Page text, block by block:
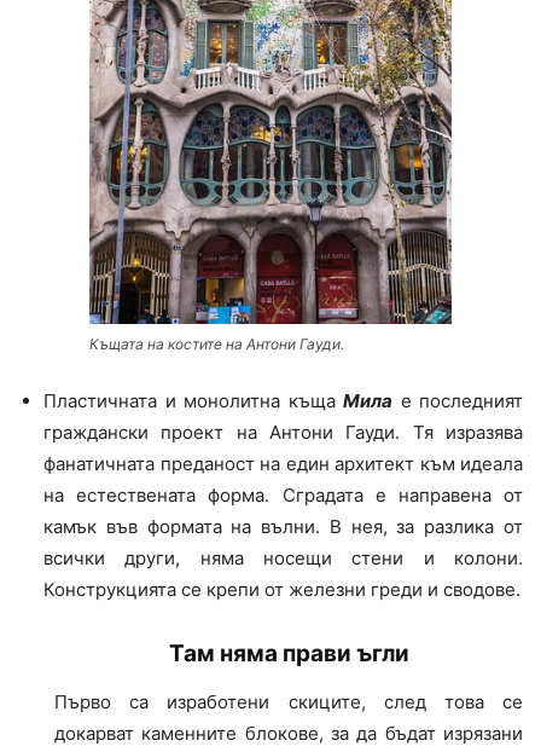
Къщата на костите на Антони Гауди.
Пластичната и монолитна къща Мила е последният
граждански проект на Антони Гауди. Тя изразява
фанатичната преданост на един архитект към идеала
на естествената форма. Сградата е направена от
камък във формата на вълни. В нея, за разлика от
всички други, няма носещи стени и колони.
Конструкцията се крепи от железни греди и сводове.
Там няма прави ъгли
Първо са изработени скиците, след това се
докарват каменните блокове, за да бъдат изрязани